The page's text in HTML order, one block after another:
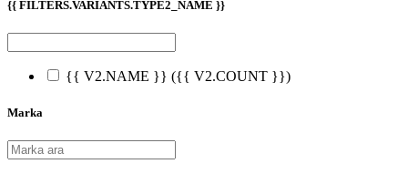
{{ FILTERS.VARIANTS.TYPE2_NAME }}
{{ V2.NAME }} ({{ V2.COUNT }})
Marka